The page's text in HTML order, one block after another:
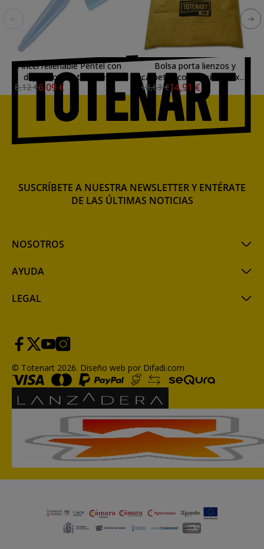
Pincel rellenable Pentel con
depósito, punta Gruesa
8,12 €6,09 €
Bolsa porta lienzos y
carpetas con bolsillo (81x68
cm)
18,63 €14,91 €
NOSOTROS
AYUDA
LEGAL
SUSCRÍBETE A NUESTRA NEWSLETTER Y ENTÉRATE
DE LAS ÚLTIMAS NOTICIAS
© Totenart 2026. Diseño web por Difadi.com